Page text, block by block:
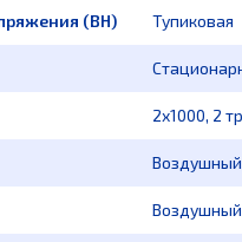
(ВН) Тупиковая
2х1000, 2